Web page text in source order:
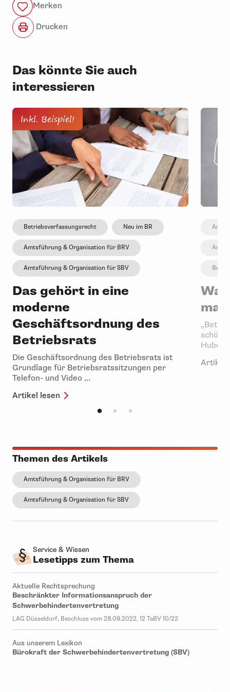
Merken
Drucken
Das könnte Sie auch
interessieren
Inkl. Beispiel!
Betriebsverfassungsrecht Neu im BR
Amtsführung & Organisation für BRV
Amtsführung & Organisation für SBV
Das gehört in eine
moderne
Geschäftsordnung des
Betriebsrats
Die Geschäftsordnung des Betriebsrats ist
Grundlage für Betriebsratssitzungen per
Telefon- und Video ...
Artikel lesen
Artikel
Themen des Artikels
Amtsführung & Organisation für BRV
Amtsführung & Organisation für SBV
Service & Wissen
Lesetipps zum Thema
Aktuelle Rechtsprechung
Beschränkter Informationsanspruch der
Schwerbehindertenvertretung
LAG Düsseldorf, Beschluss vom 28.09.2022, 12 TaBV 10/22
Aus unserem Lexikon
Bürokraft der Schwerbehindertenvertretung (SBV)